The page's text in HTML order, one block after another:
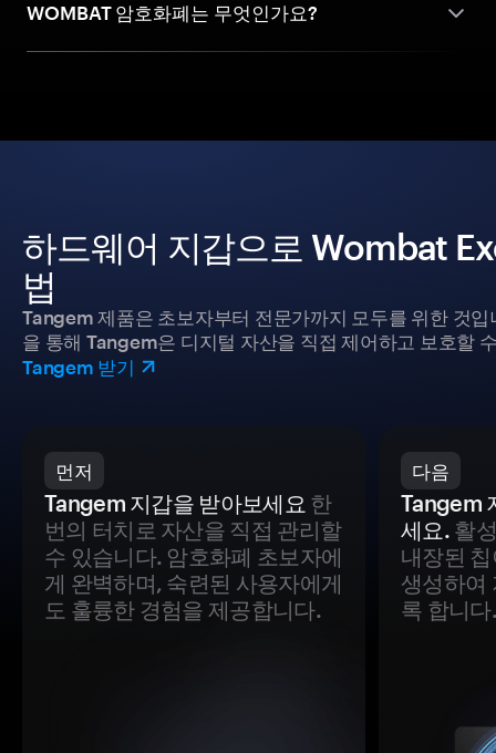
WOMBAT 암호화폐는 무엇인가요?
하드웨어 지갑으로 Wombat
법
Tangem 제품은 초보자부터 전문가까지 모두를 위한 것
을 통해 Tangem은 디지털 자산을 직접 제어하고 보호할
Tangem 받기
먼저
Tangem 지갑을 받아보세요 한
번의 터치로 자산을 직접 관리할
수 있습니다. 암호화폐 초보자에
게 완벽하며, 숙련된 사용자에게
도 훌륭한 경험을 제공합니다.
다음
Tangem
세요.활
내장된
생성하여
록 합니다.